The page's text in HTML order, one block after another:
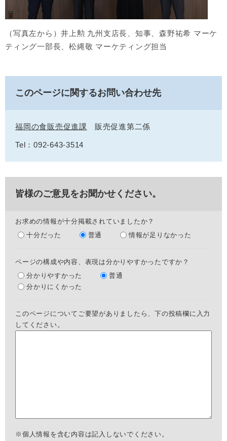
（写真左から）井上勲 九州支店長、知事、森野祐希 マーケ
ティング一部長、松縄敬 マーケティング担当
このページに関するお問い合わせ先
福岡の食販売促進課 販売促進第二係
Tel：092-643-3514
皆様のご意見をお聞かせください。
お求めの情報が十分掲載されていましたか？
十分だった
普通 情報が足りなかった
ページの構成や内容、表現は分かりやすかったですか？
分かりやすかった
普通
分かりにくかった
このページについてご要望がありましたら、下の投稿欄に入力
してください。
※個人情報を含む内容は記入しないでください。